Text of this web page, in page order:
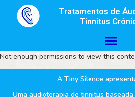
Tratamentos de
Tinnitus
Not enough permissions to view this
A Tiny Silence apresenta
Uma audioterapia de tinnitus